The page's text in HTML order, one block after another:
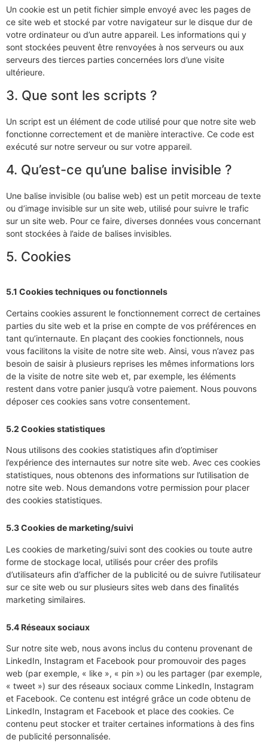
Un cookie est un petit fichier simple envoyé avec les pages de
ce site web et stocké par votre navigateur sur le disque dur de
votre ordinateur ou d’un autre appareil. Les informations qui y
sont stockées peuvent être renvoyées à nos serveurs ou aux
serveurs des tierces parties concernées lors d’une visite
ultérieure.
3. Que sont les scripts ?
Un script est un élément de code utilisé pour que notre site web
fonctionne correctement et de manière interactive. Ce code est
exécuté sur notre serveur ou sur votre appareil.
4. Qu’est-ce qu’une balise invisible ?
Une balise invisible (ou balise web) est un petit morceau de texte
ou d’image invisible sur un site web, utilisé pour suivre le trafic
sur un site web. Pour ce faire, diverses données vous concernant
sont stockées à l’aide de balises invisibles.
5. Cookies
5.1 Cookies techniques ou fonctionnels
Certains cookies assurent le fonctionnement correct de certaines
parties du site web et la prise en compte de vos préférences en
tant qu’internaute. En plaçant des cookies fonctionnels, nous
vous facilitons la visite de notre site web. Ainsi, vous n’avez pas
besoin de saisir à plusieurs reprises les mêmes informations lors
de la visite de notre site web et, par exemple, les éléments
restent dans votre panier jusqu’à votre paiement. Nous pouvons
déposer ces cookies sans votre consentement.
5.2 Cookies statistiques
Nous utilisons des cookies statistiques afin d’optimiser
l’expérience des internautes sur notre site web. Avec ces cookies
statistiques, nous obtenons des informations sur l’utilisation de
notre site web. Nous demandons votre permission pour placer
des cookies statistiques.
5.3 Cookies de marketing/suivi
Les cookies de marketing/suivi sont des cookies ou toute autre
forme de stockage local, utilisés pour créer des profils
d’utilisateurs afin d’afficher de la publicité ou de suivre l’utilisateur
sur ce site web ou sur plusieurs sites web dans des finalités
marketing similaires.
5.4 Réseaux sociaux
Sur notre site web, nous avons inclus du contenu provenant de
LinkedIn, Instagram et Facebook pour promouvoir des pages
web (par exemple, « like », « pin ») ou les partager (par exemple,
« tweet ») sur des réseaux sociaux comme LinkedIn, Instagram
et Facebook. Ce contenu est intégré grâce un code obtenu de
LinkedIn, Instagram et Facebook et place des cookies. Ce
contenu peut stocker et traiter certaines informations à des fins
de publicité personnalisée.